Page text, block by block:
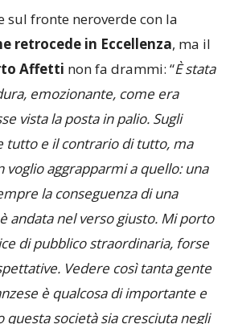
sul fronte neroverde con la
retrocede in Eccellenza, ma il
Affetti non fa drammi: “È stata
emozionante, come era
vista la posta in palio. Sugli
tutto e il contrario di tutto, ma
aggrapparmi a quello: una
la conseguenza di una
andata nel verso giusto. Mi porto
di pubblico straordinaria, forse
Vedere così tanta gente
è qualcosa di importante e
società sia cresciuta negli